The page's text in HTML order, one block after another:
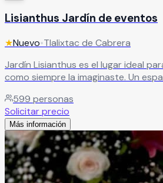
Lisianthus Jardín de eventos
★Nuevo•Tlalixtac de Cabrera
Jardín Lisianthus es el lugar ideal
como siempre la imaginaste. Un
ambiente lleno de belleza y encanto. Cuenta con amplias
instalaciones, una decoración
servicio incomparable que hará de
evento único y memorable. Leer más
599 personas
Solicitar precio
Más información